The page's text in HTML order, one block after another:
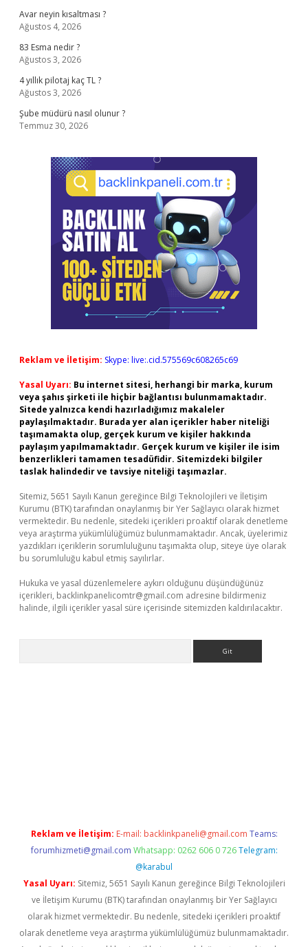
Avar neyin kısaltması ?
Ağustos 4, 2026
83 Esma nedir ?
Ağustos 3, 2026
4 yıllık pilotaj kaç TL ?
Ağustos 3, 2026
Şube müdürü nasıl olunur ?
Temmuz 30, 2026
Reklam ve İletişim: Skype: live:.cid.575569c608265c69
Yasal Uyarı: Bu internet sitesi, herhangi bir marka, kurum
veya şahıs şirketi ile hiçbir bağlantısı bulunmamaktadır.
Sitede yalnızca kendi hazırladığımız makaleler
paylaşılmaktadır. Burada yer alan içerikler haber niteliği
taşımamakta olup, gerçek kurum ve kişiler hakkında
paylaşım yapılmamaktadır. Gerçek kurum ve kişiler ile isim
benzerlikleri tamamen tesadüfidir. Sitemizdeki bilgiler
taslak halindedir ve tavsiye niteliği taşımazlar.
Sitemiz, 5651 Sayılı Kanun gereğince Bilgi Teknolojileri ve İletişim
Kurumu (BTK) tarafından onaylanmış bir Yer Sağlayıcı olarak hizmet
vermektedir. Bu nedenle, sitedeki içerikleri proaktif olarak denetleme
veya araştırma yükümlülüğümüz bulunmamaktadır. Ancak, üyelerimiz
yazdıkları içeriklerin sorumluluğunu taşımakta olup, siteye üye olarak
bu sorumluluğu kabul etmiş sayılırlar.
Hukuka ve yasal düzenlemelere aykırı olduğunu düşündüğünüz
içerikleri, backlinkpanelicomtr@gmail.com adresine bildirmeniz
halinde, ilgili içerikler yasal süre içerisinde sitemizden kaldırılacaktır.
Reklam ve İletişim: E-mail: backlinkpaneli@gmail.com Teams:
forumhizmeti@gmail.com Whatsapp: 0262 606 0 726 Telegram:
@karabul
Yasal Uyarı: Sitemiz, 5651 Sayılı Kanun gereğince Bilgi Teknolojileri
ve İletişim Kurumu (BTK) tarafından onaylanmış bir Yer Sağlayıcı
olarak hizmet vermektedir. Bu nedenle, sitedeki içerikleri proaktif
olarak denetleme veya araştırma yükümlülüğümüz bulunmamaktadır.